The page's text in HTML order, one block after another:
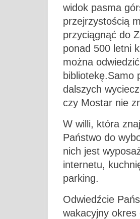
widok pasma
przejrzystością
przyciągnąć do
ponad 500 letni
można
bibliotekę.Samo
dalszych
czy Mostar nie
W willi, która
Państwo do
nich jest
internetu,
parking.
Odwiedźcie
wakacyjny okres